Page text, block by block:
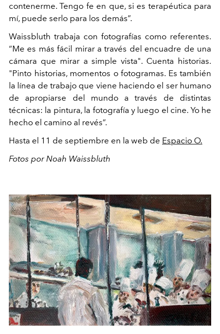
contenerme. Tengo fe en que, si es terapéutica para
mí, puede serlo para los demás”.
Waissbluth trabaja con fotografías como referentes.
“Me es más fácil mirar a través del encuadre de una
cámara que mirar a simple vista". Cuenta historias.
"Pinto historias, momentos o fotogramas. Es también
la línea de trabajo que viene haciendo el ser humano
de apropiarse del mundo a través de distintas
técnicas: la pintura, la fotografía y luego el cine. Yo he
hecho el camino al revés”.
Hasta el 11 de septiembre en la web de Espacio O.
Fotos por Noah Waissbluth